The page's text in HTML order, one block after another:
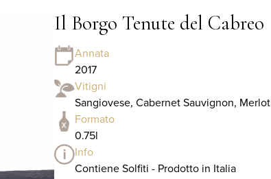
Il Borgo Tenute del Cabreo
Annata
2017
Vitigni
Sangiovese, Cabernet Sauvignon, Merlot
Formato
0.75l
Info
Contiene Solfiti - Prodotto in Italia